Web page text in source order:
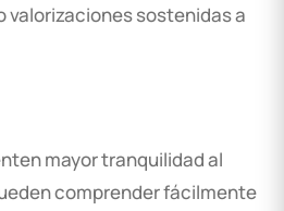
sostenidas a
mayor tranquilidad al
comprender fácilmente